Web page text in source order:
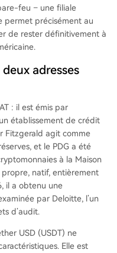
feu – une filiale
permet précisément au
de rester définitivement à
adresses
: il est émis par
établissement de crédit
Fitzgerald agit comme
et le PDG a été
à la Maison
propre, natif, entièrement
il a obtenu une
par Deloitte, l’un
d’audit.
USD (USDT) ne
Elle est